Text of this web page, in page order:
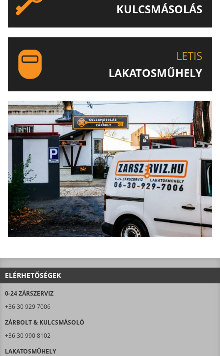
KULCSMÁSOLÁS
LETIS
LAKATOSMŰHELY
TERMÉKEIT IS!
ELÉRHETŐSÉGEK
0-24 ZÁRSZERVIZ
+36 30 929 7006
ZÁRBOLT & KULCSMÁSOLÓ
+36 30 990 8102
LAKATOSMŰHELY